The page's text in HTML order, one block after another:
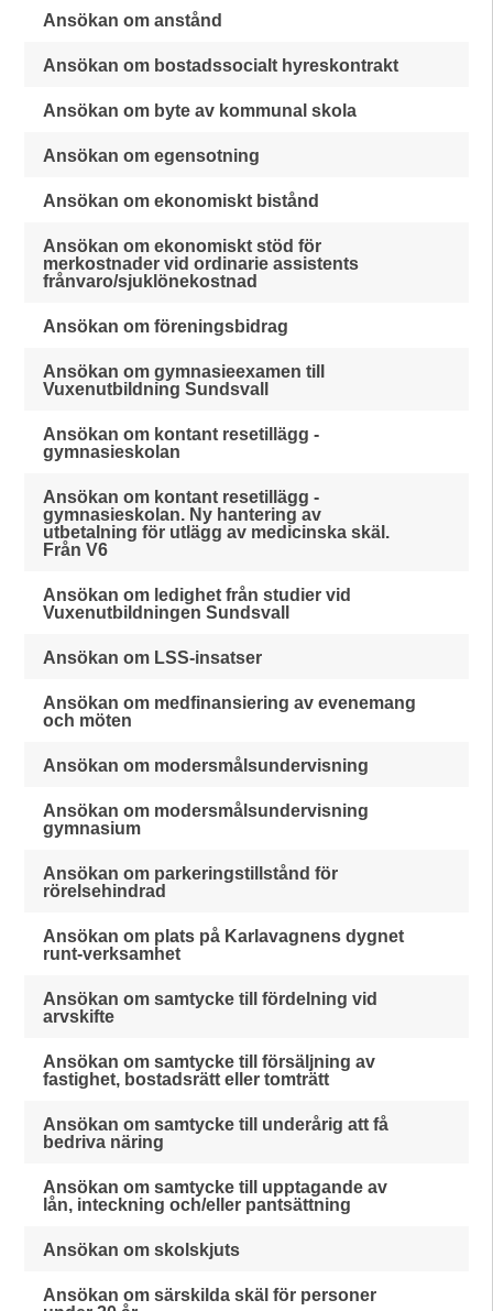
Ansökan om anstånd
Ansökan om bostadssocialt hyreskontrakt
Ansökan om byte av kommunal skola
Ansökan om egensotning
Ansökan om ekonomiskt bistånd
Ansökan om ekonomiskt stöd för
merkostnader vid ordinarie assistents
frånvaro/sjuklönekostnad
Ansökan om föreningsbidrag
Ansökan om gymnasieexamen till
Vuxenutbildning Sundsvall
Ansökan om kontant resetillägg -
gymnasieskolan
Ansökan om kontant resetillägg -
gymnasieskolan. Ny hantering av
utbetalning för utlägg av medicinska skäl.
Från V6
Ansökan om ledighet från studier vid
Vuxenutbildningen Sundsvall
Ansökan om LSS-insatser
Ansökan om medfinansiering av evenemang
och möten
Ansökan om modersmålsundervisning
Ansökan om modersmålsundervisning
gymnasium
Ansökan om parkeringstillstånd för
rörelsehindrad
Ansökan om plats på Karlavagnens dygnet
runt-verksamhet
Ansökan om samtycke till fördelning vid
arvskifte
Ansökan om samtycke till försäljning av
fastighet, bostadsrätt eller tomträtt
Ansökan om samtycke till underårig att få
bedriva näring
Ansökan om samtycke till upptagande av
lån, inteckning och/eller pantsättning
Ansökan om skolskjuts
Ansökan om särskilda skäl för personer